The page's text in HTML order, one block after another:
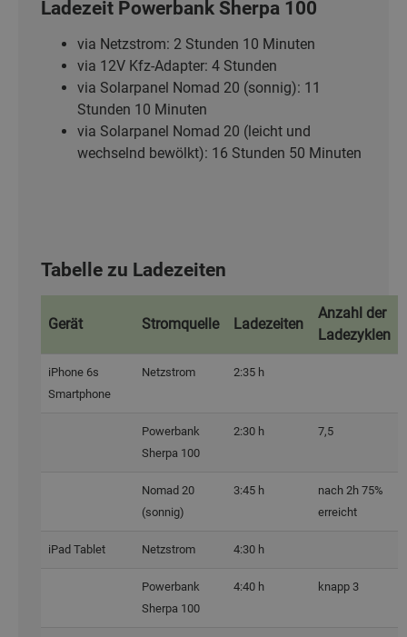
Ladezeit Powerbank Sherpa 100
via Netzstrom: 2 Stunden 10 Minuten
via 12V Kfz-Adapter: 4 Stunden
via Solarpanel Nomad 20 (sonnig): 11
Stunden 10 Minuten
via Solarpanel Nomad 20 (leicht und
wechselnd bewölkt): 16 Stunden 50 Minuten
Tabelle zu Ladezeiten
Gerät Stromquelle Ladezeiten
Anzahl der
Ladezyklen
iPhone 6s
Smartphone
Netzstrom 2:35 h
Powerbank
Sherpa 100
2:30 h 7,5
Nomad 20
(sonnig)
3:45 h
nach 2h 75%
erreicht
iPad Tablet Netzstrom 4:30 h
Powerbank
Sherpa 100
4:40 h knapp 3